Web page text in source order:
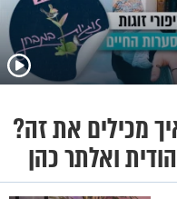
מכילים את זה?
ואלתר כהן